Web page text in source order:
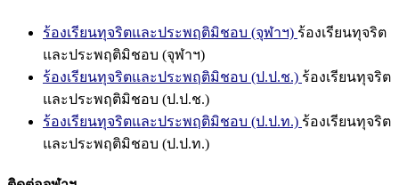
ร้องเรียนทุจริตและประพฤติมิชอบ (จุฬาฯ) ร้องเรียนทุจริต
และประพฤติมิชอบ (จุฬาฯ)
ร้องเรียนทุจริตและประพฤติมิชอบ (ป.ป.ช.) ร้องเรียนทุจริต
และประพฤติมิชอบ (ป.ป.ช.)
ร้องเรียนทุจริตและประพฤติมิชอบ (ป.ป.ท.) ร้องเรียนทุจริต
และประพฤติมิชอบ (ป.ป.ท.)